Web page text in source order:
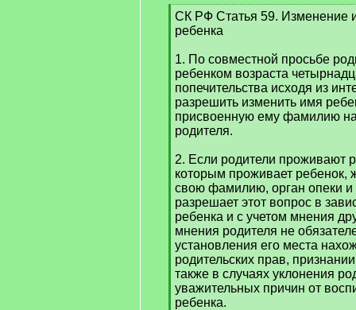
[
q
СК РФ Статья 59. Изменение
ребенка
1. По совместной просьбе
ребенком возраста
попечительства исходя из
разрешить изменить имя
присвоенную ему фамилию
родителя.
2. Если родители проживают
которым проживает ребенок,
свою фамилию, орган опеки и
разрешает этот вопрос в
ребенка и с учетом мнения
мнения родителя не
установления его места
родительских прав,
также в случаях уклонения
уважительных причин от
ребенка.